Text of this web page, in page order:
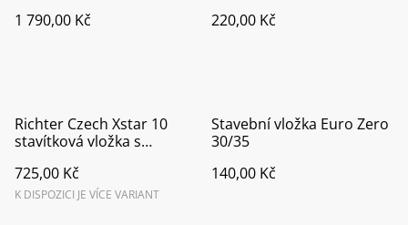
klika/klika
1 790,00 Kč
220,00 Kč
Richter Czech Xstar 10
stavítková vložka s
rozlomení.
725,00 Kč
K DISPOZICI JE VÍCE VARIANT
Stavební vložka Euro Zero
30/35
140,00 Kč